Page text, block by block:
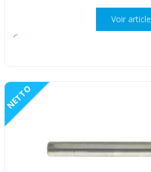
Voir article
NETTO